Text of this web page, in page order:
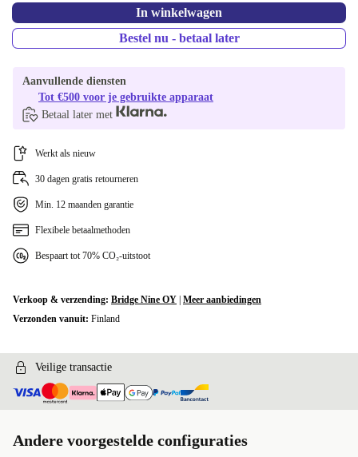
In winkelwagen
Bestel nu - betaal later
Aanvullende diensten
Tot €500 voor je gebruikte apparaat
Betaal later met
Werkt als nieuw
30 dagen gratis retourneren
Min. 12 maanden garantie
Flexibele betaalmethoden
Bespaart tot 70% CO₂-uitstoot
Verkoop & verzending: Bridge Nine OY Meer aanbiedingen
Verzonden vanuit: Finland
Veilige transactie
Andere voorgestelde configuraties